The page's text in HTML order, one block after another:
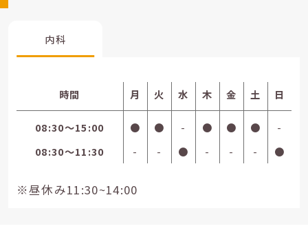
内科
時間 月 火 水 木 金 土 日
08:30〜15:00 ● ● - ● ● ●
-
08:30〜11:30
- - ● - - - ●
※昼休み11:30~14:00